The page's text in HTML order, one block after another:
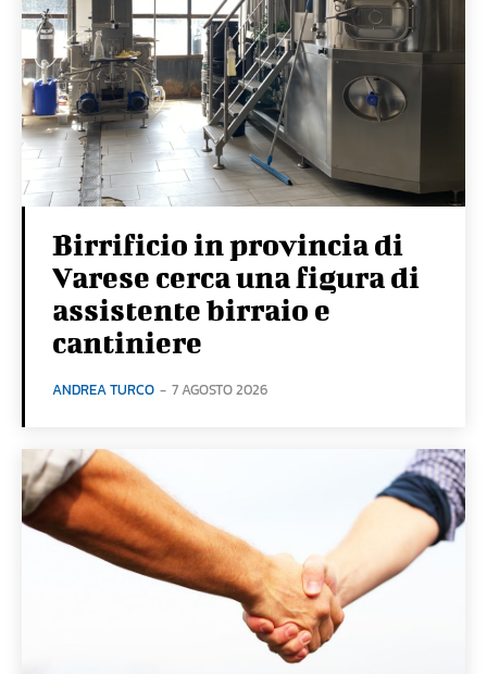
Birrificio in provincia di
Varese cerca una figura di
assistente birraio e
cantiniere
ANDREA TURCO - 7 AGOSTO 2026